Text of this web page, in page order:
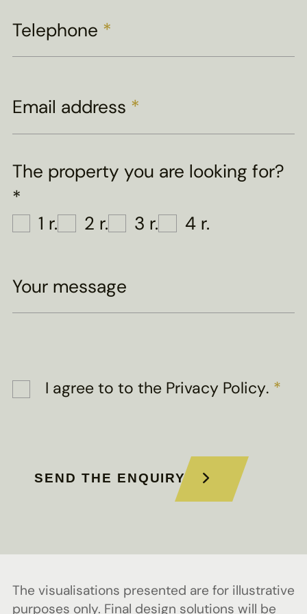
Telephone *
Email address *
The property you are looking for?
*
1 r.
2 r. 3 r. 4 r.
Your message
I agree toto the Privacy Policy. *
SEND THE ENQUIRY
The visualisations presented are for illustrative
purposes only. Final design solutions will be